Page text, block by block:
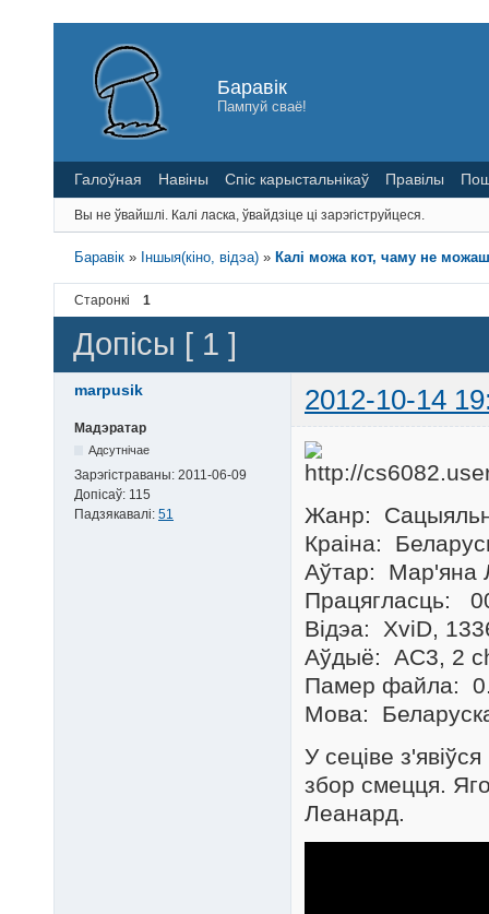
Баравік
Пампуй сваё!
Галоўная Навіны Спіс карыстальнікаў Правілы
Вы не ўвайшлі. Калі ласка, ўвайдзіце ці зарэгіструйцеся.
Баравік » Іншыя(кіно, відэа) » Калі можа кот, чаму не
Старонкі 1
Допісы [ 1 ]
marpusik 2012-10-14
Мадэратар
Адсутнічае
Зарэгістраваны: 2011-06-09
Допісаў: 115
Падзякавалі: 51
Жанр:
Краіна:
Аўтар: Мар'яна
Працягласць:
Відэа: XviD,
Аўдыё: AC3, 2
Памер файла:
Мова:
У сеціве
збор смецця.
Леанард.